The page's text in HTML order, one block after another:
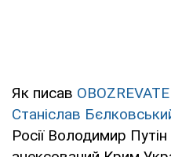
Як писав
Станіслав
Росії Володимир